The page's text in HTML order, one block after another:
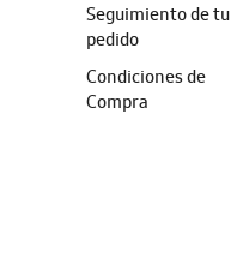
Seguimiento de tu
pedido
Condiciones de
Compra